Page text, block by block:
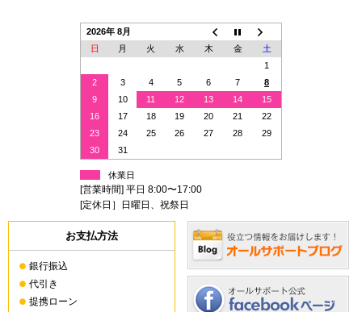
2026年 8月
日
月 火 水 木 金
土
1
2
3 4 5 6 7
8
9
10 11 12 13 14
15
16
17 18 19 20 21
22
23
24 25 26 27 28
29
30
31
休業日
[営業時間] 平日 8:00〜17:00
[定休日］日曜日、祝祭日
お支払方法
銀行振込
代引き
提携ローン